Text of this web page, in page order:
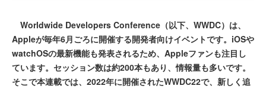
Worldwide Developers Conference（以下、WWDC）は、
Appleが毎年6月ごろに開催する開発者向けイベントです。iOSや
watchOSの最新機能も発表されるため、Appleファンも注目し
ています。セッション数は約200本もあり、情報量も多いです。
そこで本連載では、2022年に開催されたWWDC22で、新しく追